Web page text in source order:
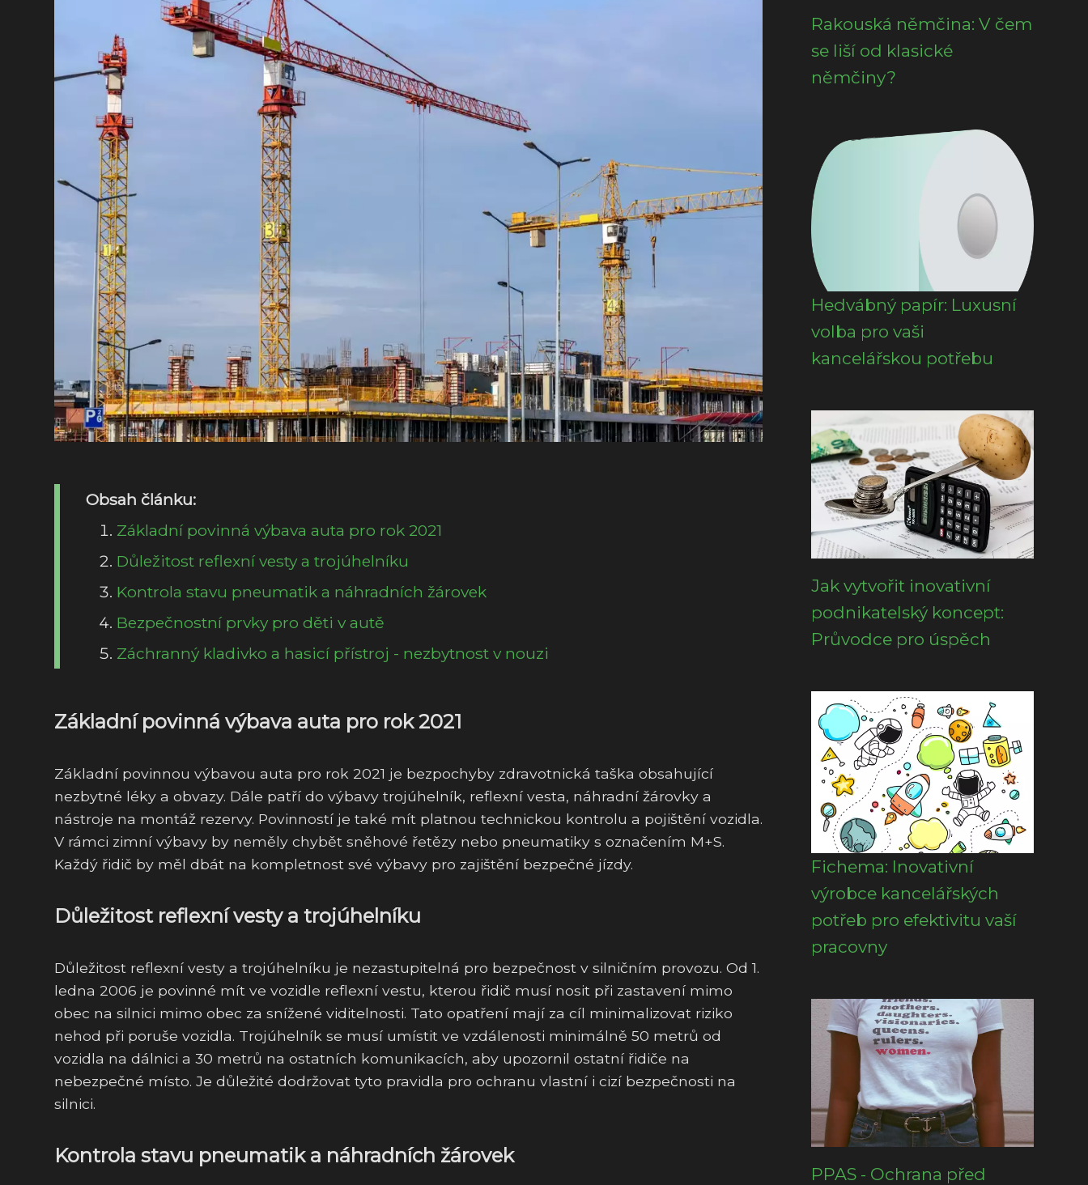
Obsah článku:
Základní povinná výbava auta pro rok 2021
Důležitost reflexní vesty a trojúhelníku
Kontrola stavu pneumatik a náhradních žárovek
Bezpečnostní prvky pro děti v autě
Záchranný kladivko a hasicí přístroj - nezbytnost v nouzi
Základní povinná výbava auta pro rok 2021
Základní povinnou výbavou auta pro rok 2021 je bezpochyby zdravotnická taška obsahující
nezbytné léky a obvazy. Dále patří do výbavy trojúhelník, reflexní vesta, náhradní žárovky a
nástroje na montáž rezervy. Povinností je také mít platnou technickou kontrolu a pojištění vozidla.
V rámci zimní výbavy by neměly chybět sněhové řetězy nebo pneumatiky s označením M+S.
Každý řidič by měl dbát na kompletnost své výbavy pro zajištění bezpečné jízdy.
Důležitost reflexní vesty a trojúhelníku
Důležitost reflexní vesty a trojúhelníku je nezastupitelná pro bezpečnost v silničním provozu. Od 1.
ledna 2006 je povinné mít ve vozidle reflexní vestu, kterou řidič musí nosit při zastavení mimo
obec na silnici mimo obec za snížené viditelnosti. Tato opatření mají za cíl minimalizovat riziko
nehod při poruše vozidla. Trojúhelník se musí umístit ve vzdálenosti minimálně 50 metrů od
vozidla na dálnici a 30 metrů na ostatních komunikacích, aby upozornil ostatní řidiče na
nebezpečné místo. Je důležité dodržovat tyto pravidla pro ochranu vlastní i cizí bezpečnosti na
silnici.
Kontrola stavu pneumatik a náhradních žárovek
Rakouská němčina: V čem
se liší od klasické
němčiny?
Hedvábný papír: Luxusní
volba pro vaši
kancelářskou potřebu
Jak vytvořit inovativní
podnikatelský koncept:
Průvodce pro úspěch
Fichema: Inovativní
výrobce kancelářských
potřeb pro efektivitu vaší
pracovny
PPAS - Ochrana před